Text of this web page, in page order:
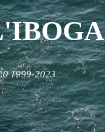
1999-2023